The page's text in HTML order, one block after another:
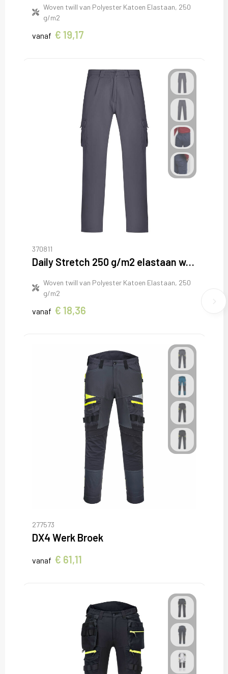
Woven twill van Polyester Katoen Elastaan, 250
g/m2
vanaf € 19,17
370811
Daily Stretch 250 g/m2 elastaan werkbroek
Woven twill van Polyester Katoen Elastaan, 250
g/m2
vanaf € 18,36
277573
DX4 Werk Broek
vanaf € 61,11